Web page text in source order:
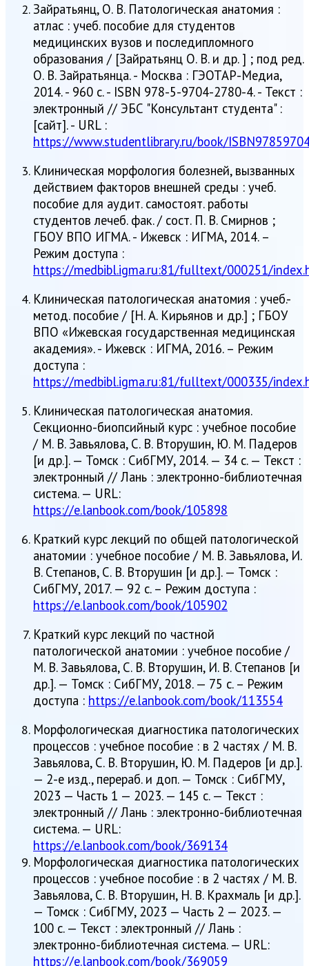
Зайратьянц, О. В. Патологическая анатомия :
атлас : учеб. пособие для студентов
медицинских вузов и последипломного
образования / [Зайратьянц О. В. и др. ] ; под ред.
О. В. Зайратьянца. - Москва : ГЭОТАР-Медиа,
2014. - 960 с. - ISBN 978-5-9704-2780-4. - Текст :
электронный // ЭБС "Консультант студента" :
[сайт]. - URL :
https://www.studentlibrary.ru/book/
Клиническая морфология болезней, вызванных
действием факторов внешней среды : учеб.
пособие для аудит. самостоят. работы
студентов лечеб. фак. / сост. П. В. Смирнов ;
ГБОУ ВПО ИГМА. - Ижевск : ИГМА, 2014. –
Режим доступа :
https://medbibl.igma.ru:81/fulltext/000251/
Клиническая патологическая анатомия : учеб.-
метод. пособие / [Н. А. Кирьянов и др.] ; ГБОУ
ВПО «Ижевская государственная медицинская
академия». - Ижевск : ИГМА, 2016. – Режим
доступа :
https://medbibl.igma.ru:81/fulltext/000335/
Клиническая патологическая анатомия.
Секционно-биопсийный курс : учебное пособие
/ М. В. Завьялова, С. В. Вторушин, Ю. М. Падеров
[и др.]. — Томск : СибГМУ, 2014. — 34 с. — Текст :
электронный // Лань : электронно-библиотечная
система. — URL:
https://e.lanbook.com/book/105898
Краткий курс лекций по общей патологической
анатомии : учебное пособие / М. В. Завьялова, И.
В. Степанов, С. В. Вторушин [и др.]. — Томск :
СибГМУ, 2017. — 92 с. – Режим доступа :
https://e.lanbook.com/book/105902
Краткий курс лекций по частной
патологической анатомии : учебное пособие /
М. В. Завьялова, С. В. Вторушин, И. В. Степанов [и
др.]. — Томск : СибГМУ, 2018. — 75 с. – Режим
доступа : https://e.lanbook.com/book/113554
Морфологическая диагностика патологических
процессов : учебное пособие : в 2 частях / М. В.
Завьялова, С. В. Вторушин, Ю. М. Падеров [и др.].
— 2-е изд., перераб. и доп. — Томск : СибГМУ,
2023 — Часть 1 — 2023. — 145 с. — Текст :
электронный // Лань : электронно-библиотечная
система. — URL:
https://e.lanbook.com/book/369134
Морфологическая диагностика патологических
процессов : учебное пособие : в 2 частях / М. В.
Завьялова, С. В. Вторушин, Н. В. Крахмаль [и др.].
— Томск : СибГМУ, 2023 — Часть 2 — 2023. —
100 с. — Текст : электронный // Лань :
электронно-библиотечная система. — URL:
https://e.lanbook.com/book/369059